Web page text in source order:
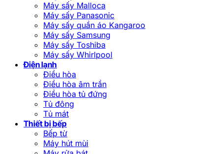
Máy sấy Malloca
Máy sấy Panasonic
Máy sấy quần áo Kangaroo
Máy sấy Samsung
Máy sấy Toshiba
Máy sấy Whirlpool
Điện lạnh
Điều hòa
Điều hòa âm trần
Điều hòa tủ đứng
Tủ đông
Tủ mát
Thiết bị bếp
Bếp từ
Máy hút mùi